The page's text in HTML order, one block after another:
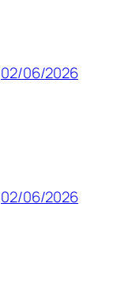
02/06/2026
02/06/2026